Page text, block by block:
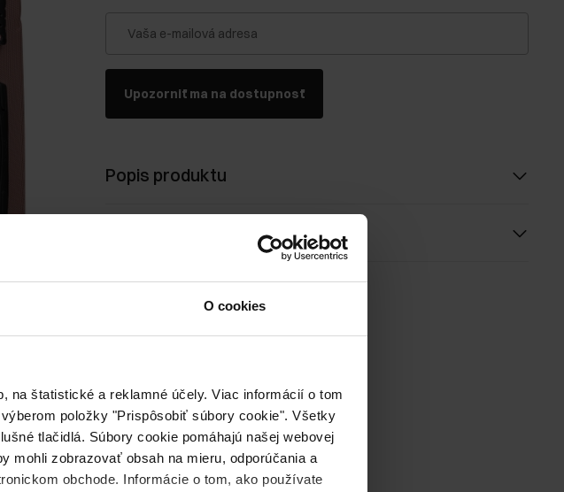
O cookies
na štatistické a reklamné účely. Viac informácií o tom
položky "Prispôsobiť súbory cookie". Všetky
tlačidlá. Súbory cookie pomáhajú našej webovej
mohli zobrazovať obsah na mieru, odporúčania a
obchode. Informácie o tom, ako používate
Vaša e-mailová adresa
Upozorniť ma na dostupnosť
Popis produktu